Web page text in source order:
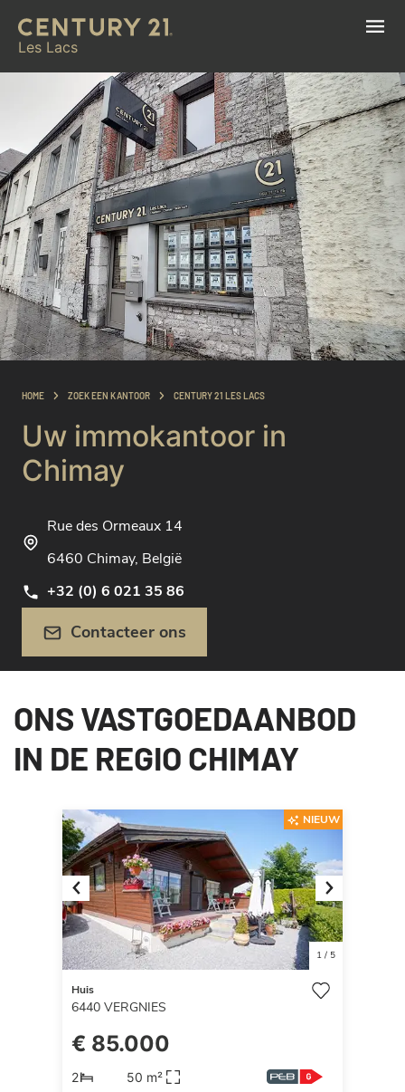
Les Lacs
HOME ZOEK EEN KANTOOR CENTURY 21 LES LACS
Uw immokantoor in
Chimay
Rue des Ormeaux 14
6460 Chimay, België
+32 (0) 6 021 35 86
Contacteer ons
ONS VASTGOEDAANBOD
IN DE REGIO CHIMAY
Previous Next
1/ 5
NIEUW
Huis
6440 VERGNIES
€ 85.000
2 50 m²